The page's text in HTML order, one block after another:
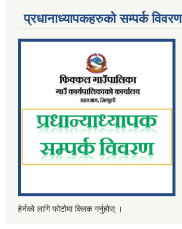
प्रधानाध्यापकहरुको सम्पर्क विवरण
हेर्नको लागि फोटोमा क्लिक गर्नुहोस् ।